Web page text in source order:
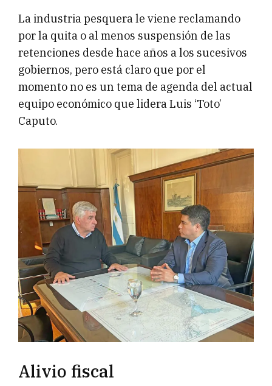
La industria pesquera le viene reclamando
por la quita o al menos suspensión de las
retenciones desde hace años a los sucesivos
gobiernos, pero está claro que por el
momento no es un tema de agenda del actual
equipo económico que lidera Luis ‘Toto’
Caputo.
Alivio fiscal